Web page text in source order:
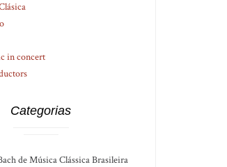
in concert
Categorias
de Música Clássica Brasileira